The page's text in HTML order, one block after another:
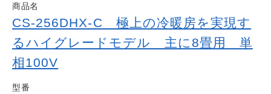
商品名
CS-256DHX-C 極上の冷暖房を実現す
るハイグレードモデル 主に8畳用 単
相100V
型番